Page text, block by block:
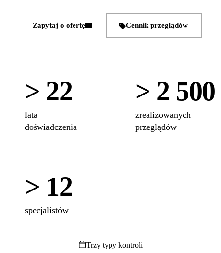
Zapytaj o ofertę Cennik przeglądów
> 22
lata
doświadczenia
> 2 500
zrealizowanych
przeglądów
> 12
specjalistów
Trzy typy kontroli